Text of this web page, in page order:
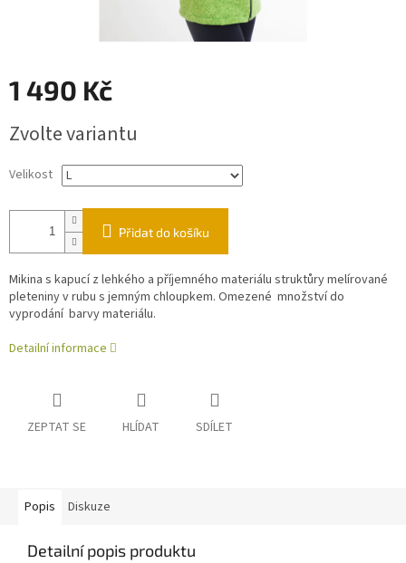
1 490 Kč
cena:
Zvolte variantu
Velikost
Přidat do košíku
Mikina s kapucí z lehkého a příjemného materiálu struktůry melírované
pleteniny v rubu s jemným chloupkem. Omezené množství do
vyprodání barvy materiálu.
Detailní informace
ZEPTAT SE HLÍDAT SDÍLET
Popis Diskuze
Detailní popis produktu